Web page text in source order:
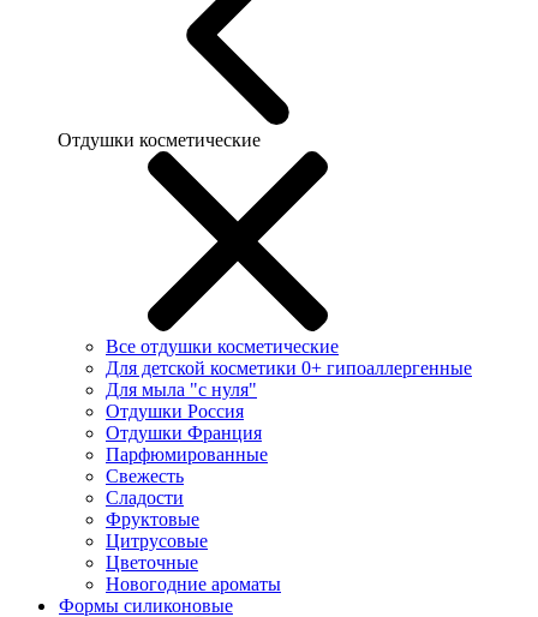
Отдушки косметические
Все отдушки косметические
Для детской косметики 0+ гипоаллергенные
Для мыла "с нуля"
Отдушки Россия
Отдушки Франция
Парфюмированные
Свежесть
Сладости
Фруктовые
Цитрусовые
Цветочные
Новогодние ароматы
Формы силиконовые